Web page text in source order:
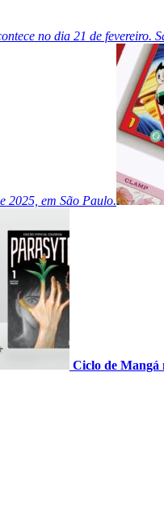
no dia 21 de fevereiro.
2025, em São Paulo.
Ciclo de Mangá